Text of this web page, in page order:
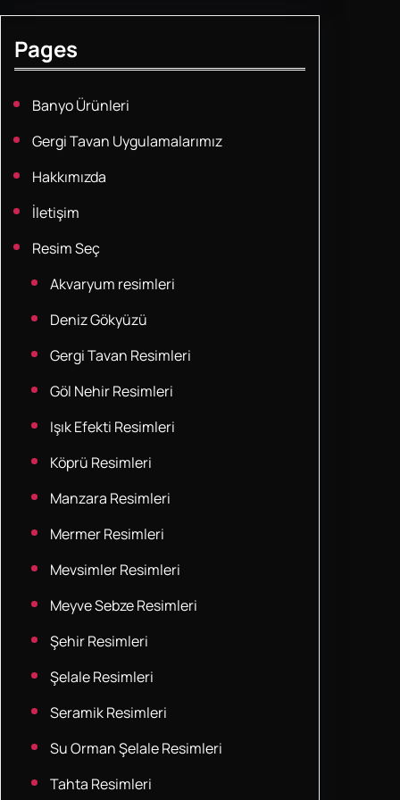
Pages
Banyo Ürünleri
Gergi Tavan Uygulamalarımız
Hakkımızda
İletişim
Resim Seç
Akvaryum resimleri
Deniz Gökyüzü
Gergi Tavan Resimleri
Göl Nehir Resimleri
Işık Efekti Resimleri
Köprü Resimleri
Manzara Resimleri
Mermer Resimleri
Mevsimler Resimleri
Meyve Sebze Resimleri
Şehir Resimleri
Şelale Resimleri
Seramik Resimleri
Su Orman Şelale Resimleri
Tahta Resimleri